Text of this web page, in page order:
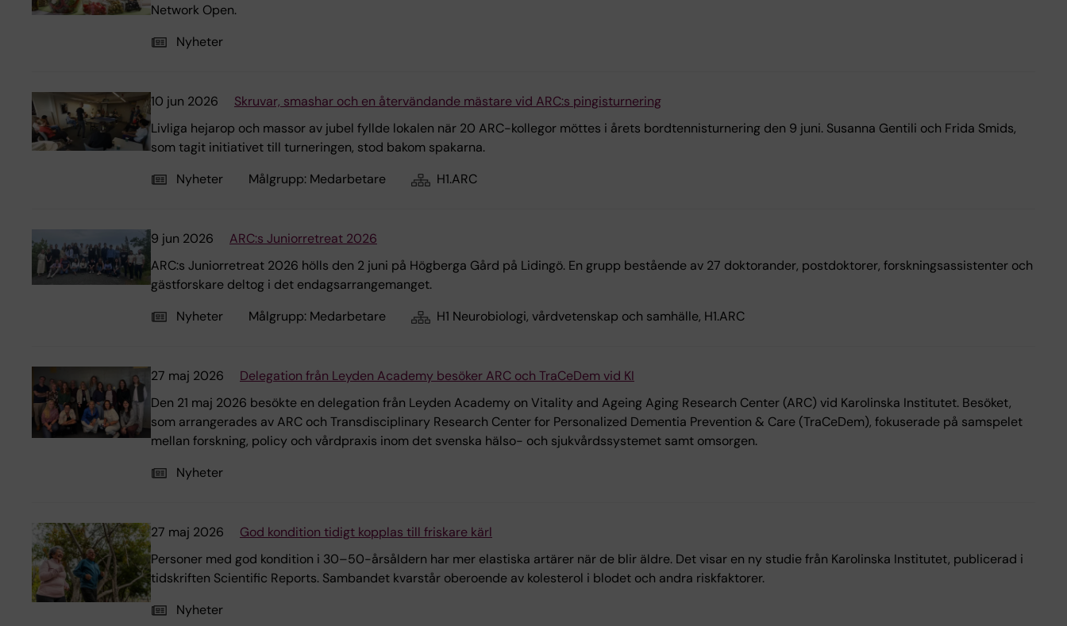
Network Open.
Nyheter
10 jun 2026
Skruvar, smashar och en återvändande mästare vid ARC:s pingisturnering
Livliga hejarop och massor av jubel fyllde lokalen när 20 ARC-kollegor möttes i årets bordtennisturnering den 9 juni. Susanna Gentili och Frida Smids,
som tagit initiativet till turneringen, stod bakom spakarna.
Nyheter
Målgrupp: Medarbetare H1.ARC
9 jun 2026
ARC:s Juniorretreat 2026
ARC:s Juniorretreat 2026 hölls den 2 juni på Högberga Gård på Lidingö. En grupp bestående av 27 doktorander, postdoktorer, forskningsassistenter och
gästforskare deltog i det endagsarrangemanget.
Nyheter
Målgrupp: Medarbetare H1 Neurobiologi, vårdvetenskap och samhälle, H1.ARC
27 maj 2026
Delegation från Leyden Academy besöker ARC och TraCeDem vid KI
Den 21 maj 2026 besökte en delegation från Leyden Academy on Vitality and Ageing Aging Research Center (ARC) vid Karolinska Institutet. Besöket,
som arrangerades av ARC och Transdisciplinary Research Center for Personalized Dementia Prevention & Care (TraCeDem), fokuserade på samspelet
mellan forskning, policy och vårdpraxis inom det svenska hälso- och sjukvårdssystemet samt omsorgen.
Nyheter
27 maj 2026
God kondition tidigt kopplas till friskare kärl
Personer med god kondition i 30–50-årsåldern har mer elastiska artärer när de blir äldre. Det visar en ny studie från Karolinska Institutet, publicerad i
tidskriften Scientific Reports. Sambandet kvarstår oberoende av kolesterol i blodet och andra riskfaktorer.
Nyheter